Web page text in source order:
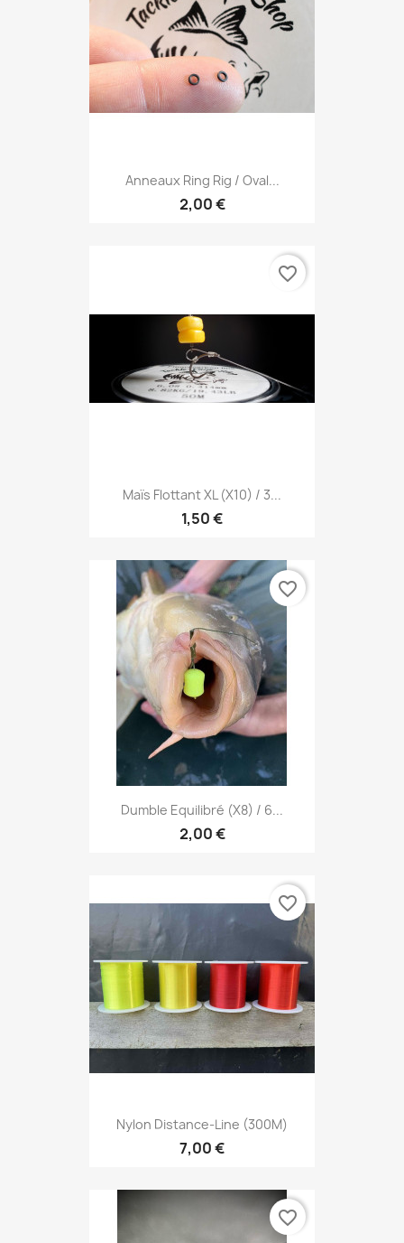
Anneaux Ring Rig / Oval...
2,00 €
Maïs Flottant XL (x10) / 3...
1,50 €
favorite_border
Dumble Equilibré (x8) / 6...
2,00 €
favorite_border
Nylon Distance-Line (300M)
7,00 €
favorite_border
favorite_border